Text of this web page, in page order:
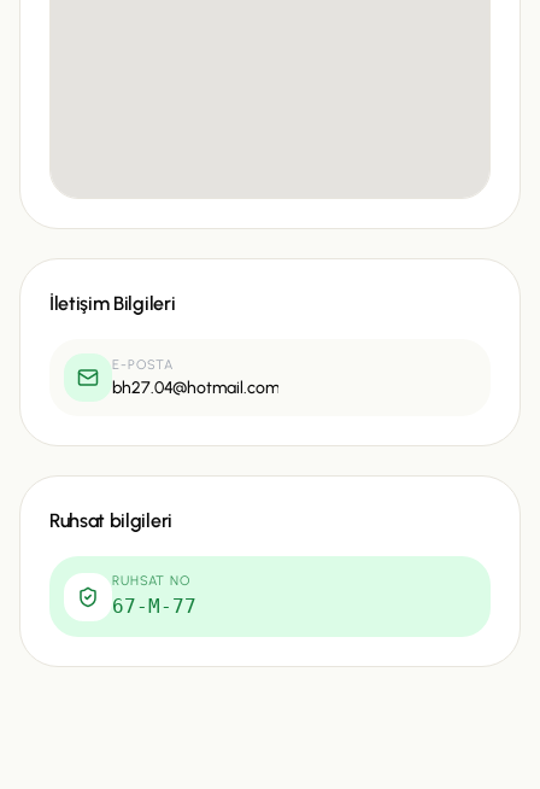
İletişim Bilgileri
E-POSTA
bh27.04@hotmail.com
Ruhsat bilgileri
RUHSAT NO
67-M-77